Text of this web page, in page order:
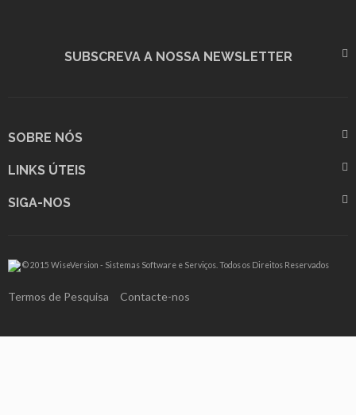
SUBSCREVA A NOSSA NEWSLETTER
SOBRE NÓS
LINKS ÚTEIS
SIGA-NOS
© 2015 WiseVersion - Sistemas Software e Serviços. Todos os Direitos Reservados
Termos de Pesquisa Contacte-nos